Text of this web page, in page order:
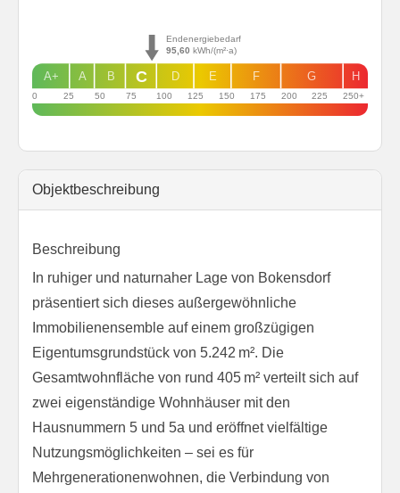
0 25 50 75 100 125 150 175 200 225 250+
H
G
F
E
D
B
A
A+ C
Endenergiebedarf
95,60 kWh/(m²·a)
Objekt­beschreibung
Beschreibung
In ruhiger und naturnaher Lage von Bokensdorf
präsentiert sich dieses außergewöhnliche
Immobilienensemble auf einem großzügigen
Eigentumsgrundstück von 5.242 m². Die
Gesamtwohnfläche von rund 405 m² verteilt sich auf
zwei eigenständige Wohnhäuser mit den
Hausnummern 5 und 5a und eröffnet vielfältige
Nutzungsmöglichkeiten – sei es für
Mehrgenerationenwohnen, die Verbindung von